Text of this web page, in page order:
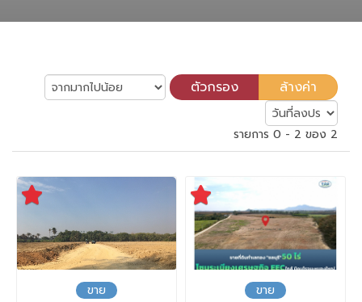
รายการ 0 - 2 ของ 2
ขาย ขาย